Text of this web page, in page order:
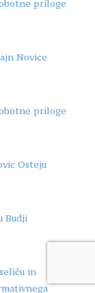
priloge
Novice
priloge
Osteju
Budji
in